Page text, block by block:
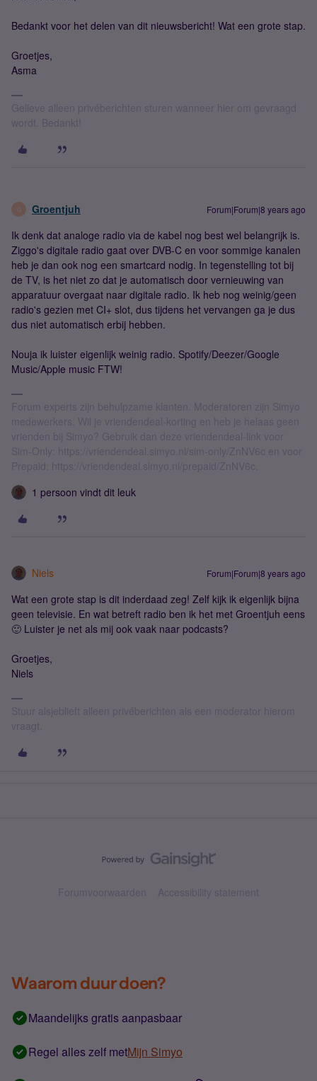
Bedankt voor het delen van dit nieuwsbericht! Wat een grote stap.
Groetjes,
Asma
Gelieve alleen privéberichten sturen wanneer hier om gevraagd
wordt. Bedankt!
G Groentjuh Forum|Forum|8 years ago
Ik denk dat analoge radio via de kabel nog best wel belangrijk is.
Ziggo's digitale radio gaat over DVB-C en voor sommige kanalen
heb je dan ook nog een smartcard nodig. In tegenstelling tot bij
de TV, is het niet zo dat je automatisch door vernieuwing van
apparatuur overgaat naar digitale radio. Ik heb nog weinig/geen
radio's gezien met CI+ slot, dus tijdens het vervangen ga je dus
dus niet automatisch erbij hebben.
Nouja ik luister eigenlijk weinig radio. Spotify/Deezer/Google
Music/Apple music FTW!
Forum experts zijn behulpzame klanten. Moderatoren zijn Simyo
medewerkers. Wil je vriendendeal-korting en heb je helaas geen
vrienden bij Simyo? Gebruik dan deze vriendendeal-link voor
Sim-Only: https://vriendendeal.simyo.nl/sim-only/ZnNV6c en voor
Prepaid: https://vriendendeal.simyo.nl/prepaid/ZnNV6c.
1 persoon vindt dit leuk
Niels Forum|Forum|8 years ago
Wat een grote stap is dit inderdaad zeg! Zelf kijk ik eigenlijk bijna
geen televisie. En wat betreft radio ben ik het met Groentjuh eens
🙂 Luister je net als mij ook vaak naar podcasts?
Groetjes,
Niels
Stuur alsjeblieft alleen privéberichten als een moderator hierom
vraagt.
Forumvoorwaarden Accessibility statement
Waarom duur doen?
Maandelijks gratis aanpasbaar
Regel alles zelf metMijn Simyo